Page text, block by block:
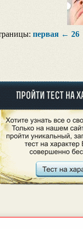
первая← 26